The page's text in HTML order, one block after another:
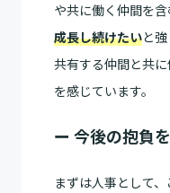
や共に働く仲間を含
成長し続けたいと
共有する仲間と共
を感じています。
ー 今後の抱負
まずは人事として